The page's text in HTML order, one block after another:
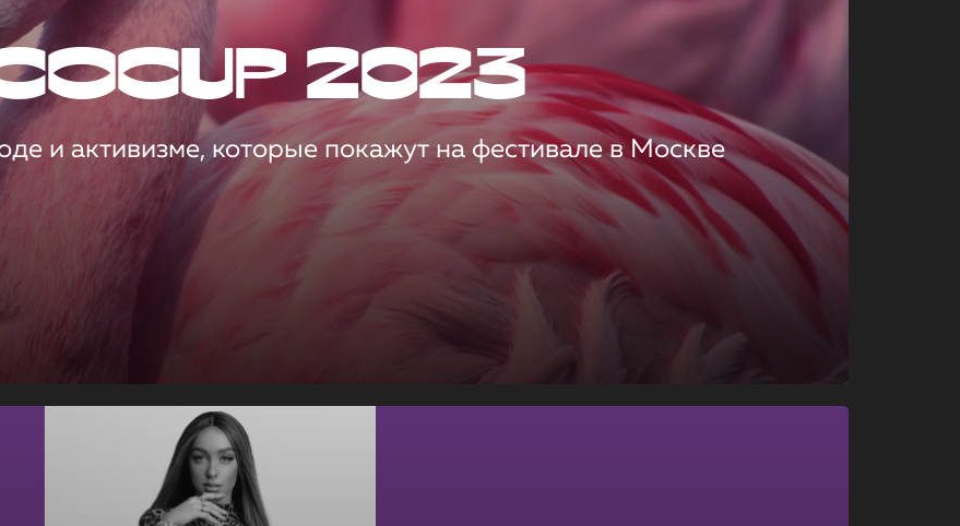
2023
и активизме, которые покажут на фестивале в Москве